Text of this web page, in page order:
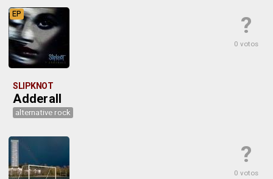
?
0 votos
EP
SLIPKNOT
Adderall
alternative rock
?
0 votos